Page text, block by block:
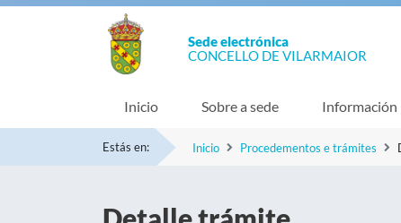
Sede electrónica
CONCELLO DE VILARMAIOR
Inicio Sobre a sede Información
Estás en: Inicio Procedementos e trámites